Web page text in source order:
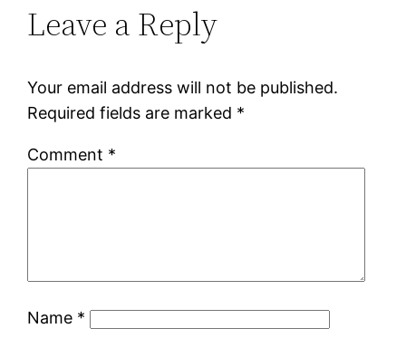
Leave a Reply
Your email address will not be published.
Required fields are marked *
Comment *
Name *